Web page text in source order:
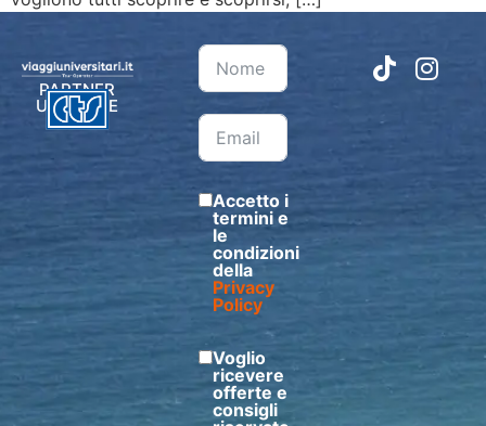
PARTNER
UFFICIALE
Accetto i
termini e
le
condizioni
della
Privacy
Policy
Voglio
ricevere
offerte e
consigli